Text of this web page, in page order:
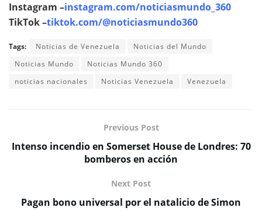
Instagram –instagram.com/noticiasmundo_360
TikTok –tiktok.com/@noticiasmundo360
Tags: Noticias de Venezuela
Noticias del Mundo
Noticias Mundo
Noticias Mundo 360
noticias nacionales
Noticias Venezuela Venezuela
Previous Post
Intenso incendio en Somerset House de Londres: 70
bomberos en acción
Next Post
Pagan bono universal por el natalicio de Simon